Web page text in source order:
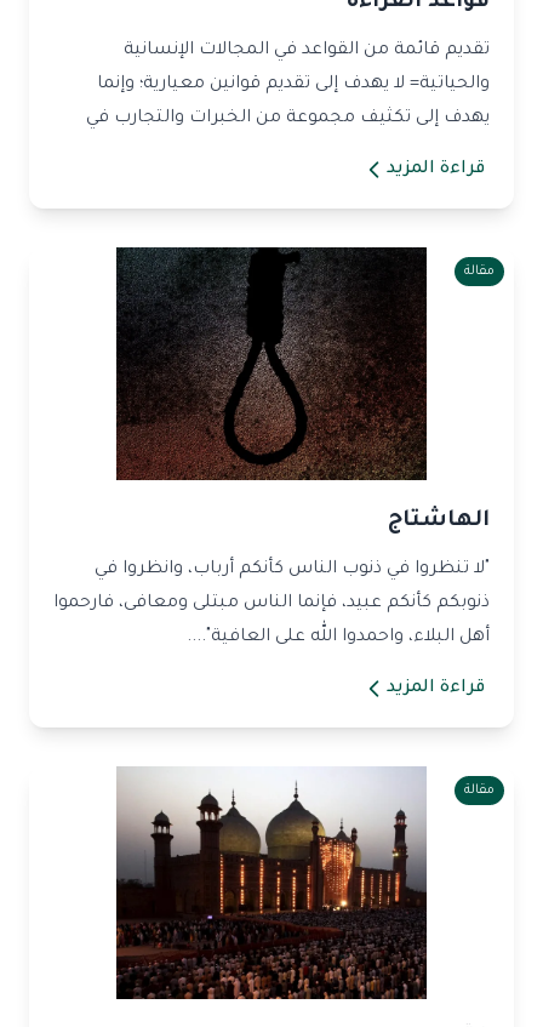
تقديم قائمة من القواعد في المجالات الإنسانية
والحياتية= لا يهدف إلى تقديم قوانين معيارية؛ وإنما
يهدف إلى تكثيف مجموعة من الخبرات والتجارب في
قراءة المزيد
مقالة
الهاشتاج
"لا تنظروا في ذنوب الناس كأنكم أرباب، وانظروا في
ذنوبكم كأنكم عبيد، فإنما الناس مبتلى ومعافى، فارحموا
أهل البلاء، واحمدوا الله على العافية"....
قراءة المزيد
مقالة